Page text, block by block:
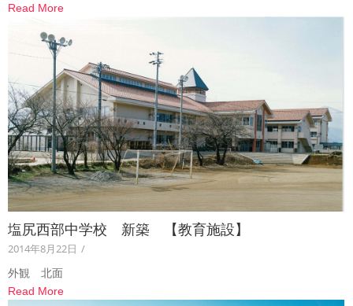
Read More
塩尻西部中学校 新築 【教育施設】
2014年8月22日 /
外観 北面
Read More